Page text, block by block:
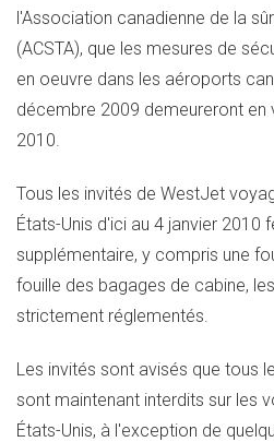
l'Association canadienne de la
(ACSTA), que les mesures de
en oeuvre dans les aéroports
décembre 2009 demeureront en
2010.
Tous les invités de WestJet
États-Unis d'ici au 4 janvier 2010
supplémentaire, y compris une
fouille des bagages de cabine,
strictement réglementés.
Les invités sont avisés que tous
sont maintenant interdits sur les
États-Unis, à l'exception de